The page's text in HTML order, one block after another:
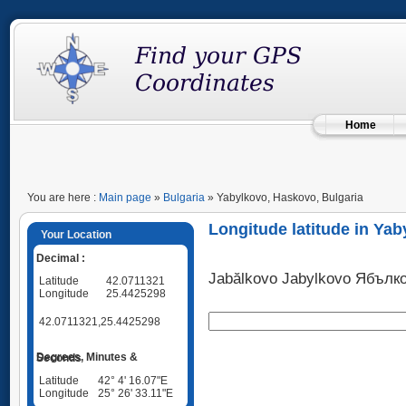
Home
You are here : Main page » Bulgaria » Yabylkovo, Haskovo, Bulgaria
Your Location
Decimal :
Latitude
42.0711321
Longitude
25.4425298
42.0711321,25.4425298
Degrees, Minutes & Seconds
Latitude
42° 4' 16.07"E
Longitude
25° 26' 33.11"E
Longitude latitude in
Jabălkovo Jabylkovo